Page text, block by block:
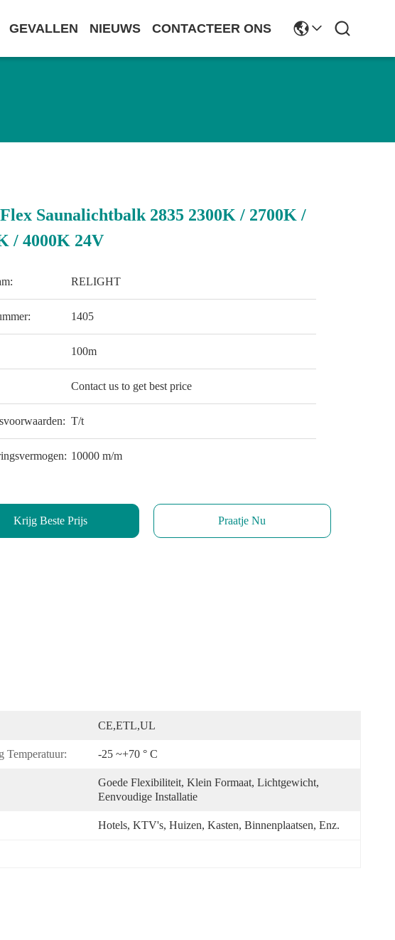
GEVALLEN NIEUWS CONTACTEER ONS
Saunalichtbalk 2835 2300K / 2700K /
/ 4000K 24V
RELIGHT
1405
100m
Contact us to get best price
T/t
10000 m/m
Krijg Beste Prijs Praatje Nu
CE,ETL,UL
Temperatuur: -25 ~+70 ° C
Goede Flexibiliteit, Klein Formaat, Lichtgewicht,
Eenvoudige Installatie
Hotels, KTV's, Huizen, Kasten, Binnenplaatsen, Enz.